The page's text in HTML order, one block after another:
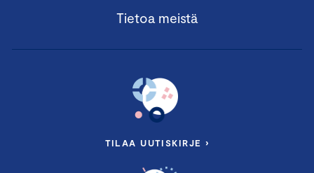
Tietoa meistä
TILAA UUTISKIRJE ›